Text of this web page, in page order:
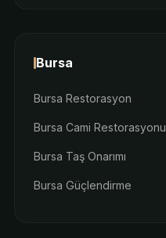
Bursa
Bursa Restorasyon
Bursa Cami Restorasyonu
Bursa Taş Onarımı
Bursa Güçlendirme